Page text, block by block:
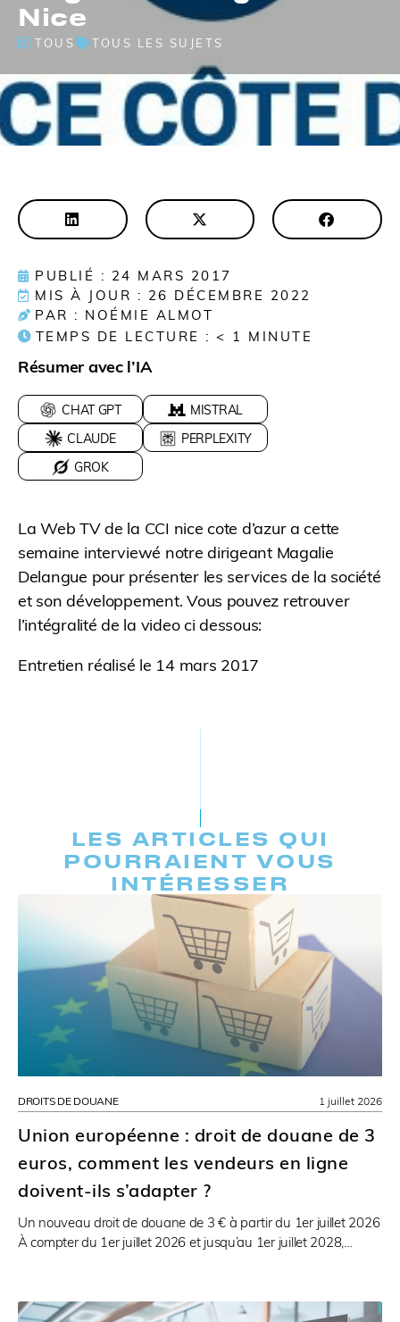
Nice
TOUS TOUS LES SUJETS
PUBLIÉ : 24 MARS 2017
MIS À JOUR : 26 DÉCEMBRE 2022
PAR : NOÉMIE ALMOT
TEMPS DE LECTURE : < 1 MINUTE
Résumer avec l’IA
CHAT GPT
MISTRAL
CLAUDE
PERPLEXITY
GROK
La Web TV de la CCI nice cote d’azur a cette
semaine interviewé notre dirigeant Magalie
Delangue pour présenter les services de la société
et son développement.Vous pouvez retrouver
l’intégralité de la video ci dessous:
Entretien réalisé le 14 mars 2017
LES ARTICLES QUI
POURRAIENT VOUS
INTÉRESSER
DROITS DE DOUANE
Union européenne : droit de douane de 3
euros, comment les vendeurs en ligne
doivent-ils s’adapter ?
Un nouveau droit de douane de 3 € à partir du 1er juillet 2026
À compter du 1er juillet 2026 et jusqu’au 1er juillet 2028,…
1 juillet 2026